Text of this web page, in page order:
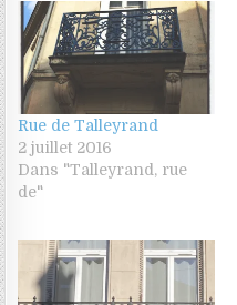
Rue de Talleyrand
2 juillet 2016
Dans "Talleyrand, rue
de"